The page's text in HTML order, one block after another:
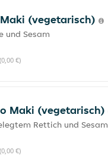
(vegetarisch)
und Sesam
€)
Maki (vegetarisch)
Rettich und Sesam
€)